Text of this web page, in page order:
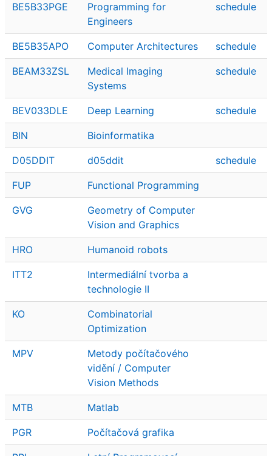
BE5B33PGE
Programming for
Engineers
schedule
BE5B35APO Computer Architectures schedule
BEAM33ZSL
Medical Imaging
Systems
schedule
BEV033DLE Deep Learning schedule
BIN Bioinformatika
D05DDIT d05ddit schedule
FUP Functional Programming
GVG
Geometry of Computer
Vision and Graphics
HRO Humanoid robots
ITT2
Intermediální tvorba a
technologie II
KO
Combinatorial
Optimization
MPV
Metody počítačového
vidění / Computer
Vision Methods
MTB Matlab
PGR Počítačová grafika